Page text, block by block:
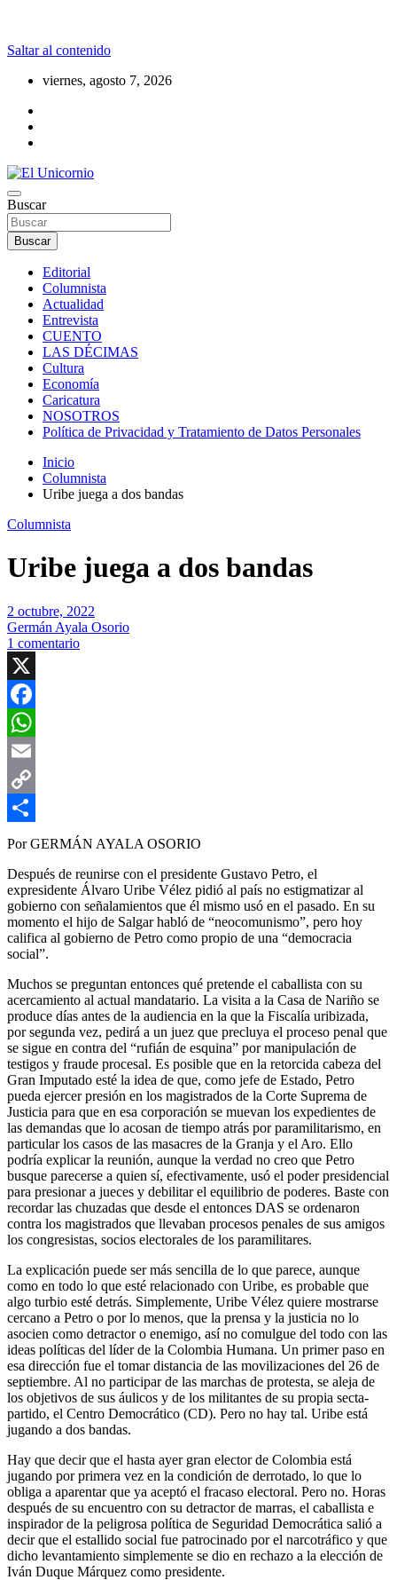
Saltar al contenido
viernes, agosto 7, 2026
El Unicornio
La realidad supera la fantasía
Buscar
Buscar
Editorial
Columnista
Actualidad
Entrevista
CUENTO
LAS DÉCIMAS
Cultura
Economía
Caricatura
NOSOTROS
Política de Privacidad y Tratamiento de Datos Personales
Inicio
Columnista
Uribe juega a dos bandas
Columnista
Uribe juega a dos bandas
2 octubre, 2022
Germán Ayala Osorio
1 comentario
X
Facebook
WhatsApp
Email
Copy
Link
Compartir
Por GERMÁN AYALA OSORIO
Después de reunirse con el presidente Gustavo Petro, el
expresidente Álvaro Uribe Vélez pidió al país no estigmatizar al
gobierno con señalamientos que él mismo usó en el pasado. En su
momento el hijo de Salgar habló de “neocomunismo”, pero hoy
califica al gobierno de Petro como propio de una “democracia
social”.
Muchos se preguntan entonces qué pretende el caballista con su
acercamiento al actual mandatario. La visita a la Casa de Nariño se
produce días antes de la audiencia en la que la Fiscalía uribizada,
por segunda vez, pedirá a un juez que precluya el proceso penal que
se sigue en contra del “rufián de esquina” por manipulación de
testigos y fraude procesal. Es posible que en la retorcida cabeza del
Gran Imputado esté la idea de que, como jefe de Estado, Petro
pueda ejercer presión en los magistrados de la Corte Suprema de
Justicia para que en esa corporación se muevan los expedientes de
las demandas que lo acosan de tiempo atrás por paramilitarismo, en
particular los casos de las masacres de la Granja y el Aro. Ello
podría explicar la reunión, aunque la verdad no creo que Petro
busque parecerse a quien sí, efectivamente, usó el poder presidencial
para presionar a jueces y debilitar el equilibrio de poderes. Baste con
recordar las chuzadas que desde el entonces DAS se ordenaron
contra los magistrados que llevaban procesos penales de sus amigos
los congresistas, socios electorales de los paramilitares.
La explicación puede ser más sencilla de lo que parece, aunque
como en todo lo que esté relacionado con Uribe, es probable que
algo turbio esté detrás. Simplemente, Uribe Vélez quiere mostrarse
cercano a Petro o por lo menos, que la prensa y la justicia no lo
asocien como detractor o enemigo, así no comulgue del todo con las
ideas políticas del líder de la Colombia Humana. Un primer paso en
esa dirección fue el tomar distancia de las movilizaciones del 26 de
septiembre. Al no participar de las marchas de protesta, se aleja de
los objetivos de sus áulicos y de los militantes de su propia secta-
partido, el Centro Democrático (CD). Pero no hay tal. Uribe está
jugando a dos bandas.
Hay que decir que el hasta ayer gran elector de Colombia está
jugando por primera vez en la condición de derrotado, lo que lo
obliga a aparentar que ya aceptó el fracaso electoral. Pero no. Horas
después de su encuentro con su detractor de marras, el caballista e
inspirador de la peligrosa política de Seguridad Democrática salió a
decir que el estallido social fue patrocinado por el narcotráfico y que
dicho levantamiento simplemente se dio en rechazo a la elección de
Iván Duque Márquez como presidente.